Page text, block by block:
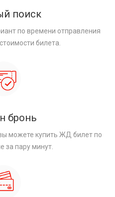
поиск
по времени отправления
билета.
бронь
можете купить ЖД билет по
за пару минут.